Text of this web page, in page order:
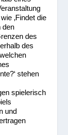
‚Findet die
den
des
des
stehen
spielerisch
und